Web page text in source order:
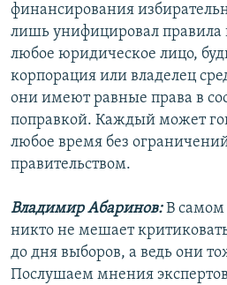
финансирования
лишь унифицировал правила
любое юридическое лицо,
корпорация или владелец
они имеют равные права в
поправкой. Каждый может
любое время без
правительством.
Владимир Абаринов:В самом
никто не мешает
до дня выборов, а ведь они
Послушаем мнения